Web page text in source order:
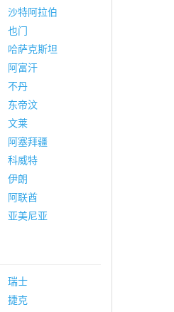
沙特阿拉伯
也门
哈萨克斯坦
阿富汗
不丹
东帝汶
文莱
阿塞拜疆
科威特
伊朗
阿联酋
亚美尼亚
瑞士
捷克